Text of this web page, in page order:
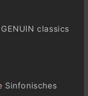
classics
Sinfonisches